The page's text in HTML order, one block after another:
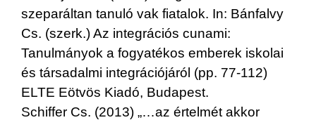
szeparáltan tanuló vak fiatalok. In: Bánfalvy
Cs. (szerk.) Az integrációs cunami:
Tanulmányok a fogyatékos emberek iskolai
és társadalmi integrációjáról (pp. 77-112)
ELTE Eötvös Kiadó, Budapest.
Schiffer Cs. (2013) „…az értelmét akkor